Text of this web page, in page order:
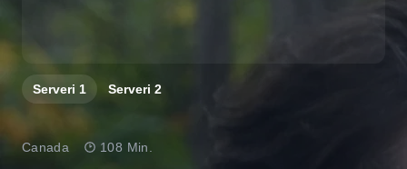
Serveri 1 Serveri 2
Canada 108 Min.